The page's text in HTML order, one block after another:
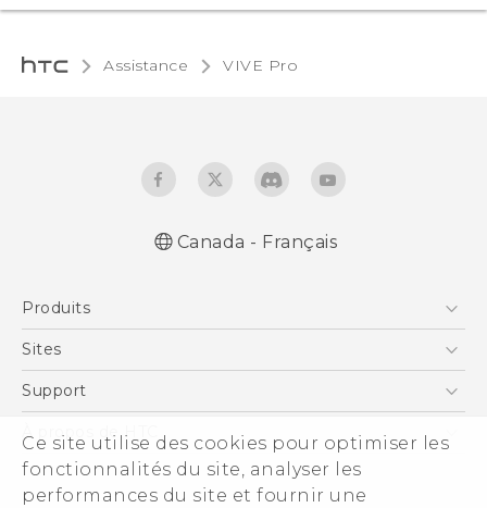
Ce site utilise des cookies pour optimiser les
fonctionnalités du site, analyser les
performances du site et fournir une
Assistance VIVE Pro‎
Canada - Français
Produits
5G
EXODUS
VIVE
VIVEPORT
Sites
HTC Dev
Support
Statut de la commande
Aide à la commande
À propos de HTC
ESG
Investisseurs (Anglais)